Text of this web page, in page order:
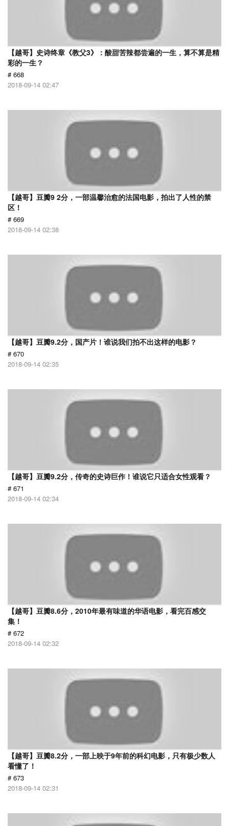
【越哥】史诗终章《教父3》：酸甜苦辣都尝遍的一生，算不算是精
彩的一生？
# 668
2018-09-14 02:47
【越哥】豆瓣9 2分，一部温馨治愈的法国电影，拍出了人性的禁
区！
# 669
2018-09-14 02:38
【越哥】豆瓣9.2分，国产片！谁说我们拍不出这样的电影？
# 670
2018-09-14 02:35
【越哥】豆瓣9.2分，传奇的史诗巨作！谁说它只适合女性观看？
# 671
2018-09-14 02:34
【越哥】豆瓣8.6分，2010年最有味道的华语电影，看完百感交
集！
# 672
2018-09-14 02:32
【越哥】豆瓣8.2分，一部上映于9年前的科幻电影，只有极少数人
看懂了！
# 673
2018-09-14 02:31